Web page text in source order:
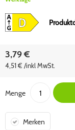
3,79 €
4,51 € /inkl MwSt.
Menge
Merken